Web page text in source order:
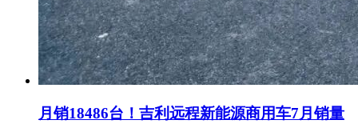
月销18486台！吉利远程新能源商用车7月销量